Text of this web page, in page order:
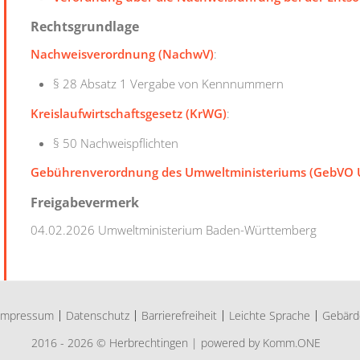
Rechtsgrundlage
Nachweisverordnung (NachwV):
§ 28 Absatz 1 Vergabe von Kennnummern
Kreislaufwirtschaftsgesetz (KrWG):
§ 50 Nachweispflichten
Gebührenverordnung des Umweltministeriums (GebVO
Freigabevermerk
04.02.2026 Umweltministerium Baden-Württemberg
Datenschutz Barrierefreiheit Leichte Sprache
2016 - 2026 © Herbrechtingen | powered by Komm.ONE